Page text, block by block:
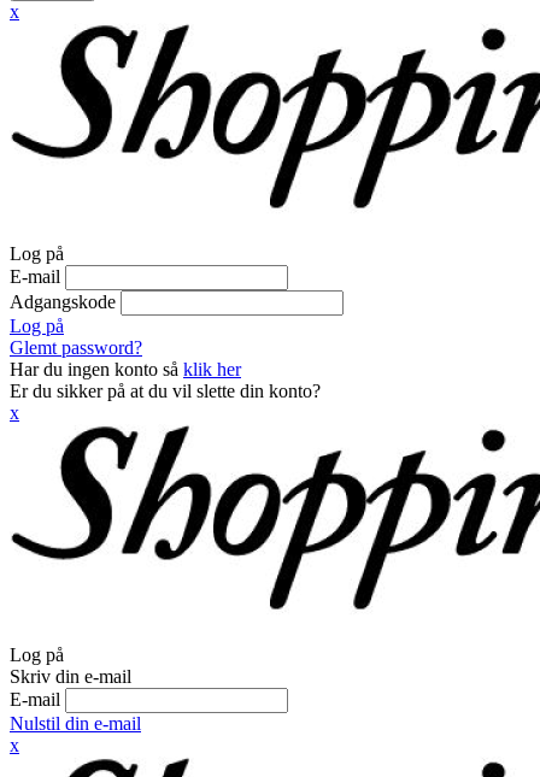
x
Log på
E-mail
Adgangskode
Log på
Glemt password?
Har du ingen konto så klik her
Er du sikker på at du vil slette din konto?
x
Log på
Skriv din e-mail
E-mail
Nulstil din e-mail
x